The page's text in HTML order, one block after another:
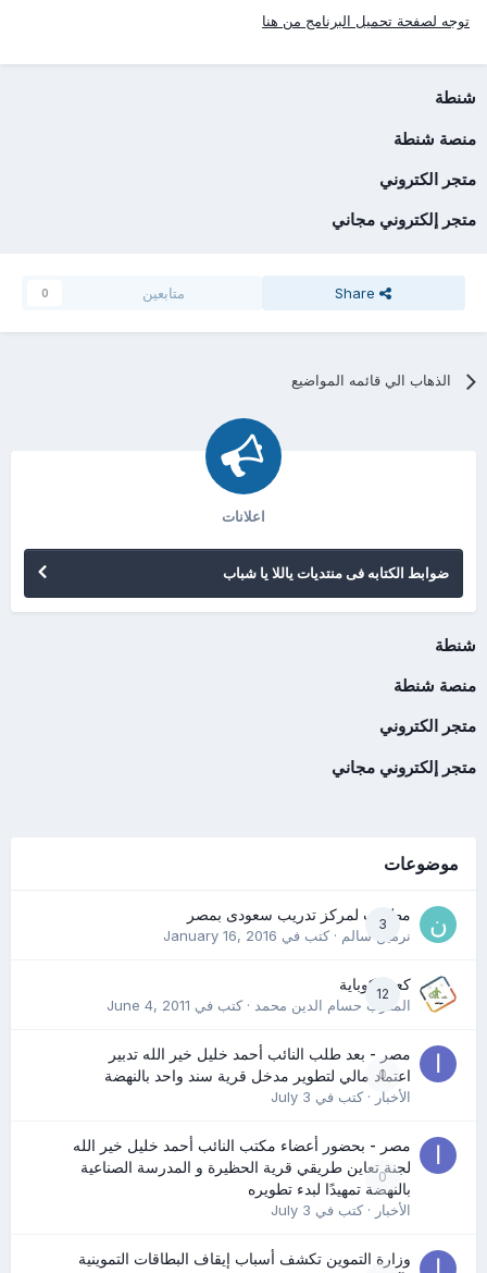
توجه لصفحة تحميل البرنامج من هنا
شنطة
منصة شنطة
متجر الكتروني
متجر إلكتروني مجاني
Share متابعين 0
الذهاب الي قائمه المواضيع
اعلانات
ضوابط الكتابه فى منتديات ياللا يا شباب
شنطة
منصة شنطة
متجر الكتروني
متجر إلكتروني مجاني
موضوعات
3
مطلوب لمركز تدريب سعودى بمصر
نرمين سالم· كتب في January 16, 2016
12
كعب كوباية
المدرب حسام الدين محمد· كتب في June 4, 2011
0
مصر - بعد طلب النائب أحمد خليل خير الله تدبير
اعتماد مالي لتطوير مدخل قرية سند واحد بالنهضة
الأخبار· كتب في July 3
0
مصر - بحضور أعضاء مكتب النائب أحمد خليل خير الله
لجنة تعاين طريقي قرية الحظيرة و المدرسة الصناعية
بالنهضة تمهيدًا لبدء تطويره
الأخبار· كتب في July 3
وزارة التموين تكشف أسباب إيقاف البطاقات التموينية